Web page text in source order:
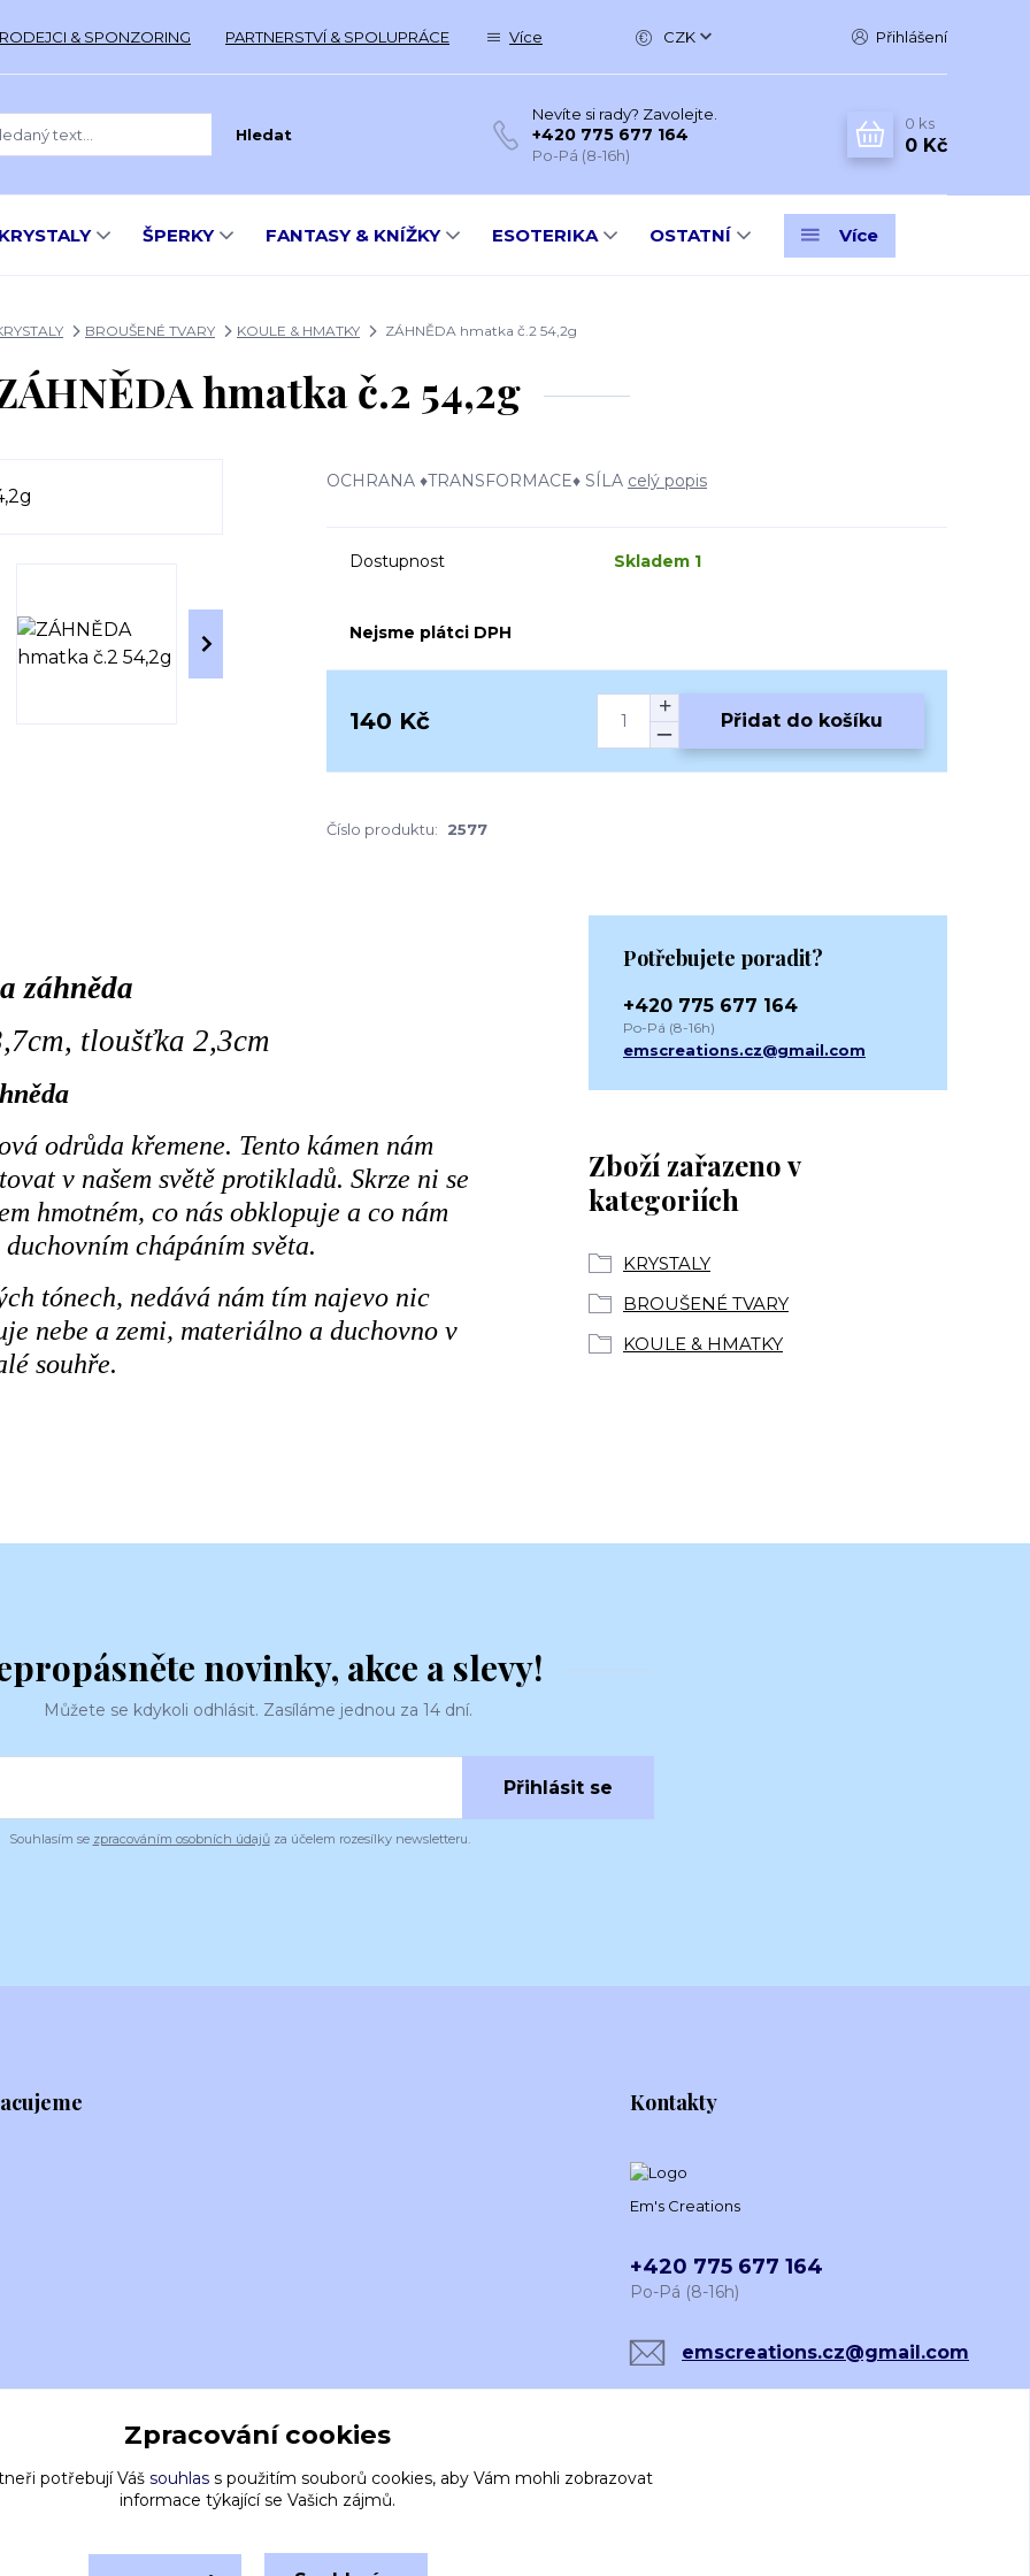
& SPONZORING PARTNERSTVÍ & SPOLUPRÁCE Více CZK Přihlášení
Hledat
Nevíte si rady? Zavolejte.
+420 775 677 164
Po-Pá (8-16h)
0 ks
0 Kč
ŠPERKY FANTASY & KNÍŽKY ESOTERIKA OSTATNÍ Více
BROUŠENÉ TVARY KOULE & HMATKY ZÁHNĚDA hmatka č.2 54,2g
hmatka č.2 54,2g
OCHRANA ♦TRANSFORMACE♦ SÍLA celý popis
Dostupnost Skladem 1
Nejsme plátci DPH
140 Kč Přidat do košíku
Číslo produktu: 2577
záhněda
tloušťka 2,3cm
odrůda křemene. Tento kámen nám
v našem světě protikladů. Skrze ni se
hmotném, co nás obklopuje a co nám
chápáním světa.
tónech, nedává nám tím najevo nic
nebe a zemi, materiálno a duchovno v
souhře.
Zboží zařazeno v
kategoriích
KRYSTALY
BROUŠENÉ TVARY
KOULE & HMATKY
Potřebujete poradit?
+420 775 677 164
Po-Pá (8-16h)
emscreations.cz@gmail.com
novinky, akce a slevy!
Můžete se kdykoli odhlásit. Zasíláme jednou za 14 dní.
Přihlásit se
Souhlasím se zpracováním osobních údajůza účelem rozesílky newsletteru.
Kontakty
Em's Creations
+420 775 677 164
Po-Pá (8-16h)
emscreations.cz@gmail.com
Zpracování cookies
potřebují Váš souhlass použitím souborů cookies, aby Vám mohli zobrazovat
informace týkající se Vašich zájmů.